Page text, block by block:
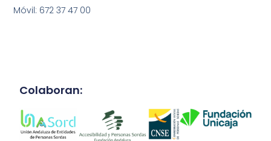
Móvil: 672 37 47 00
Colaboran: